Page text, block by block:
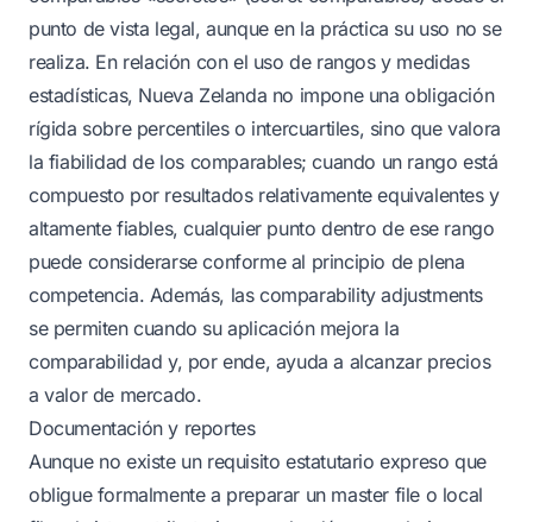
punto de vista legal, aunque en la práctica su uso no se
realiza. En relación con el uso de rangos y medidas
estadísticas, Nueva Zelanda no impone una obligación
rígida sobre percentiles o intercuartiles, sino que valora
la fiabilidad de los comparables; cuando un rango está
compuesto por resultados relativamente equivalentes y
altamente fiables, cualquier punto dentro de ese rango
puede considerarse conforme al principio de plena
competencia. Además, las comparability adjustments
se permiten cuando su aplicación mejora la
comparabilidad y, por ende, ayuda a alcanzar precios
a valor de mercado.
Documentación y reportes
Aunque no existe un requisito estatutario expreso que
obligue formalmente a preparar un master file o local